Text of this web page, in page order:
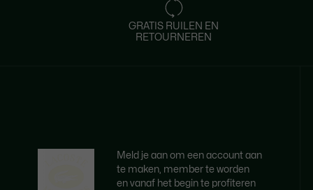
GRATIS RUILEN EN
RETOURNEREN
Meld je aan om een account aan
te maken, member te worden
en vanaf het begin te profiteren